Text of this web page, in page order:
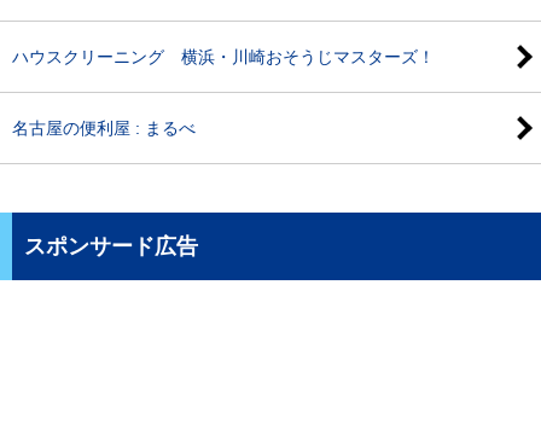
ハウスクリーニング 横浜・川崎おそうじマスターズ！
名古屋の便利屋 : まるべ
スポンサード広告